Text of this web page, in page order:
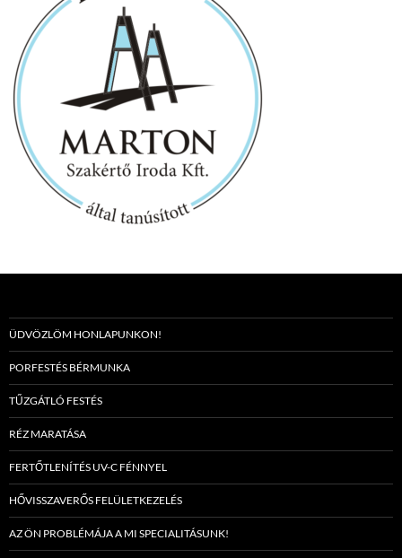
ÜDVÖZLÖM HONLAPUNKON!
PORFESTÉS BÉRMUNKA
TŰZGÁTLÓ FESTÉS
RÉZ MARATÁSA
FERTŐTLENÍTÉS UV-C FÉNNYEL
HŐVISSZAVERŐS FELÜLETKEZELÉS
AZ ÖN PROBLÉMÁJA A MI SPECIALITÁSUNK!